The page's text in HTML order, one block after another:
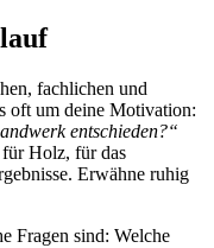
fachlichen und
oft um deine Motivation:
entschieden?“
Holz, für das
Erwähne ruhig
Fragen sind: Welche